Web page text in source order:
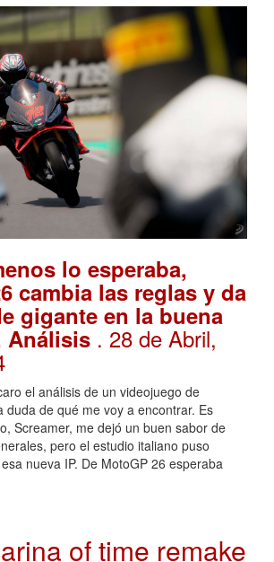
lo esperaba,
cambia las reglas y da
gigante en la buena
Análisis . 28 de Abril,
el análisis de un videojuego de
duda de qué me voy a encontrar. Es
Screamer, me dejó un buen sabor de
pero el estudio italiano puso
nueva IP. De MotoGP 26 esperaba
of time remake